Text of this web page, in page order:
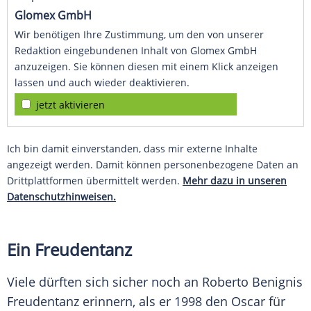
Glomex GmbH
Wir benötigen Ihre Zustimmung, um den von unserer
Redaktion eingebundenen Inhalt von Glomex GmbH
anzuzeigen. Sie können diesen mit einem Klick anzeigen
lassen und auch wieder deaktivieren.
jetzt aktivieren
Ich bin damit einverstanden, dass mir externe Inhalte
angezeigt werden. Damit können personenbezogene Daten an
Drittplattformen übermittelt werden. Mehr dazu in unseren
Datenschutzhinweisen.
Ein Freudentanz
Viele dürften sich sicher noch an Roberto Benignis
Freudentanz erinnern, als er 1998 den Oscar für